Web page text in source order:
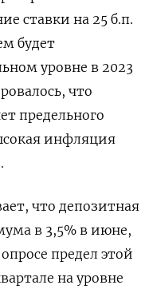
ставки на 25 б.п.
будет
уровне в 2023
что
предельного
инфляция
что депозитная
в 3,5% в июне,
предел этой
на уровне